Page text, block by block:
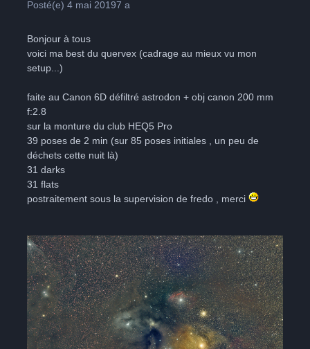
Posté(e)4 mai 20197 a
Bonjour à tous
voici ma best du quervex (cadrage au mieux vu mon
setup...)
faite au Canon 6D défiltré astrodon + obj canon 200 mm
f:2.8
sur la monture du club HEQ5 Pro
39 poses de 2 min (sur 85 poses initiales , un peu de
déchets cette nuit là)
31 darks
31 flats
postraitement sous la supervision de fredo , merci